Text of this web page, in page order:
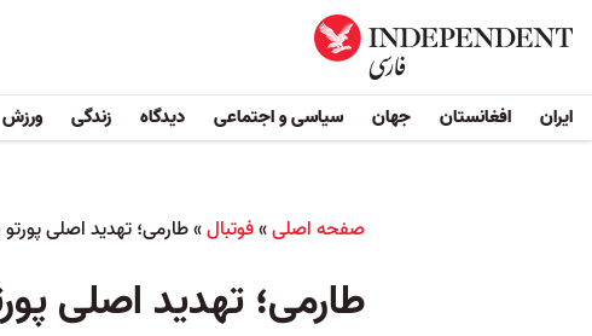
ایران افغانستان جهان سیاسی و اجتماعی دیدگاه زندگی ورزش
صفحه اصلی»فوتبال»طارمی؛ تهدید اصلی
طارمی؛ تهدید اصلی